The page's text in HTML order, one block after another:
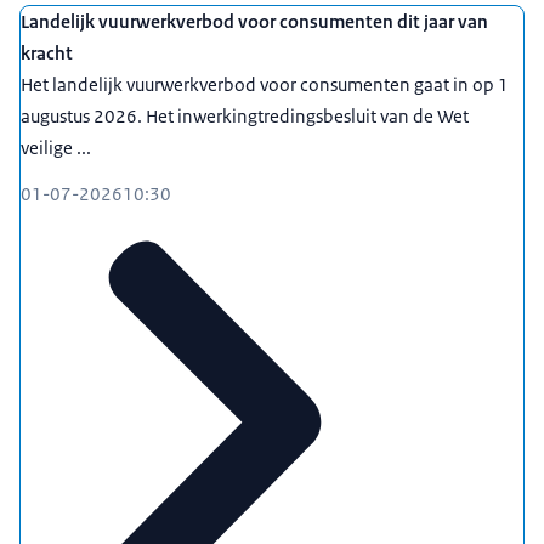
Subsidies
- 1992 – 1994: hoofd afdeling Bewoners- en
woonruimtezaken
generaal Volkshuisvesting
1983 – 1986
Onderzoekscoördinator bij het Onderzoeksbureau
Ruimtelijke Ordening en Volkshuisvesting van de
Universiteit Leiden
Landelijk vuurwerkverbod voor consumenten dit jaar van
kracht
Het landelijk vuurwerkverbod voor consumenten gaat in op 1
augustus 2026. Het inwerkingtredingsbesluit van de Wet
veilige ...
01-07-202610:30